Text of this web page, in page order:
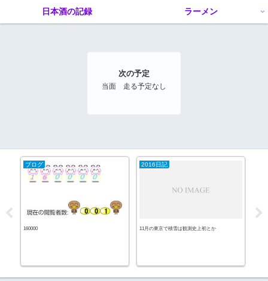
日本酒の記録 ラーメン
次の予定
当面 走る予定なし
ブログ
160000
2016日記
11月の東京で積雪は観測史上初とか